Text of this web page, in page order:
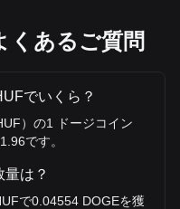
くあるご質問
でいくら？
）の1 ドージコイン
です。
は？
で0.04554 DOGEを獲